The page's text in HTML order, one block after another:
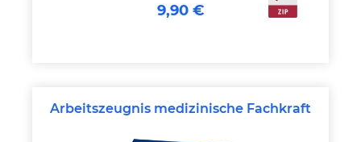
9,90 €
Arbeitszeugnis medizinische Fachkraft